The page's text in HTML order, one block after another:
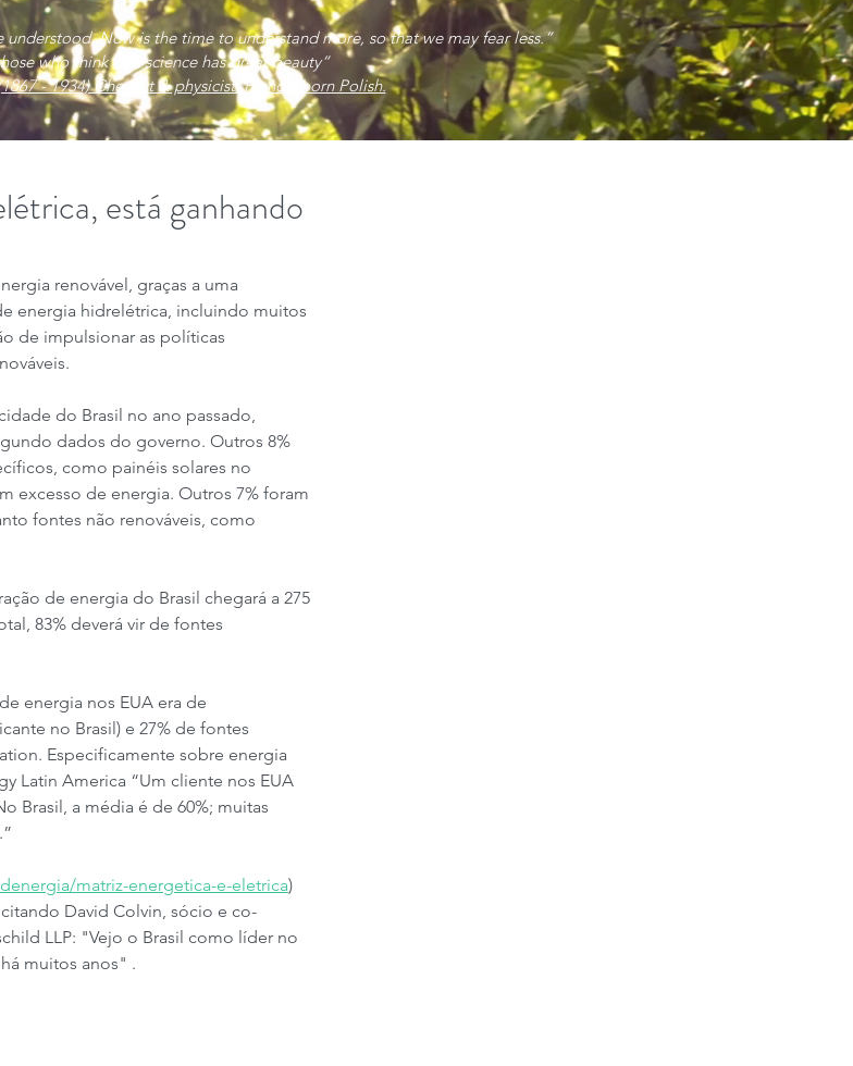
está ganhando
renovável, graças a uma
energia hidrelétrica, incluindo muitos
de impulsionar as políticas
do Brasil no ano passado,
dados do governo. Outros 8%
como painéis solares no
excesso de energia. Outros 7% foram
fontes não renováveis, como
de energia do Brasil chegará a 275
83% deverá vir de fontes
energia nos EUA era de
no Brasil) e 27% de fontes
Especificamente sobre energia
Latin America “Um cliente nos EUA
Brasil, a média é de 60%; muitas
matriz-energetica-e-eletrica)
David Colvin, sócio e co-
LLP: "Vejo o Brasil como líder no
muitos anos" .
Now is the time to understand more, so that we may fear less.”
who think that science has great beauty”
- 1934) Chemist & physicist. French, born Polish.